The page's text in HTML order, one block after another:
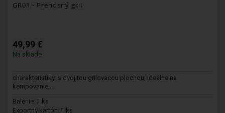
GR01 - Prenosný gril
49,99 €
Na sklade
charakteristiky: s dvojitou grilovacou plochou, ideálne na
kempovanie,...
Balenie: 1 ks
Exportný kartón: 1 ks